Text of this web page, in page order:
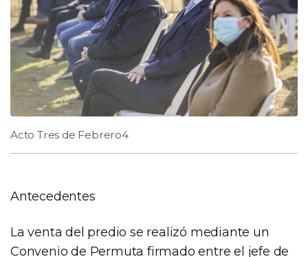
Acto Tres de Febrero4
Antecedentes
La venta del predio se realizó mediante un
Convenio de Permuta firmado entre el jefe de